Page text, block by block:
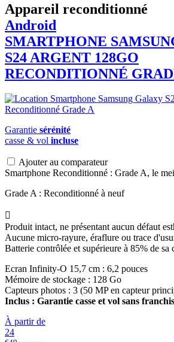
Appareil reconditionné
Android
SMARTPHONE
S24 ARGENT 128GO
RECONDITIONNÉ
Garantie sérénité
casse & vol incluse
Ajouter au comparateur
Smartphone Reconditionné : Grade A, le
Grade A : Reconditionné à neuf

Produit intact, ne présentant aucun défaut
Aucune micro-rayure, éraflure ou trace
Batterie contrôlée et supérieure à 85% de sa
Ecran Infinity-O 15,7 cm : 6,2 pouces
Mémoire de stockage : 128 Go
Capteurs photos : 3 (50 MP en capteur
Inclus : Garantie casse et vol sans
À partir de
24